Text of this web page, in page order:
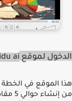
الدخول لموقع ai
هذا الموقع في
من إنشاء حوالي 5